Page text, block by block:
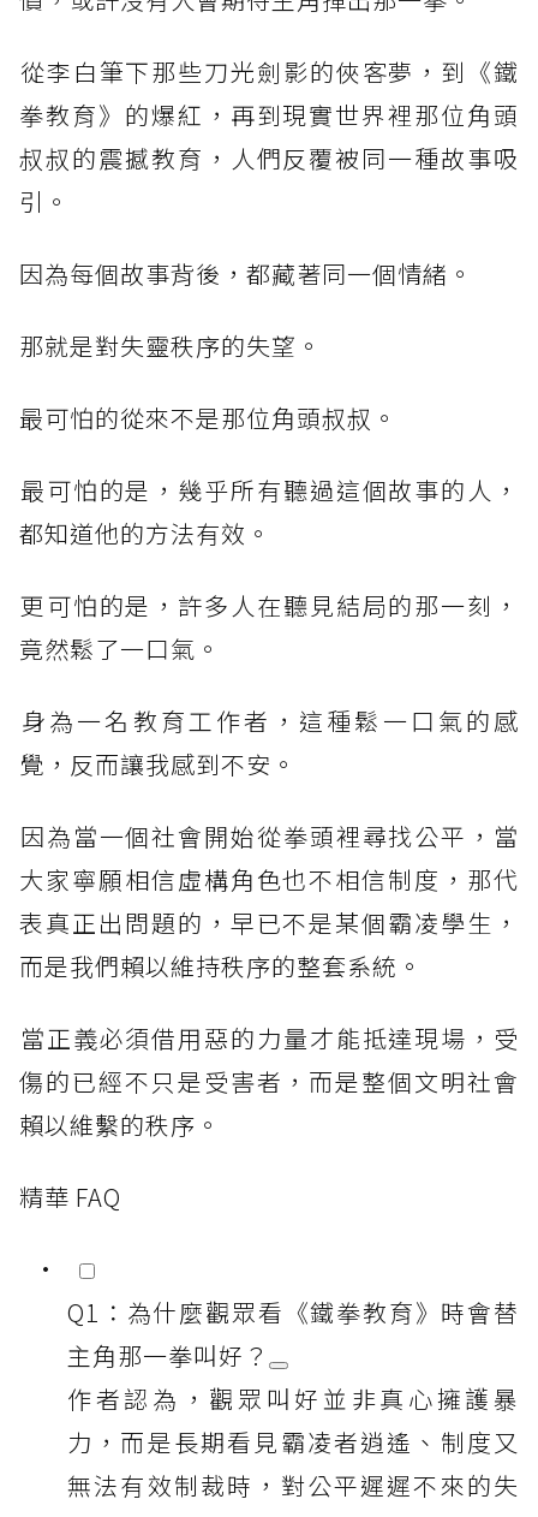
​從李白筆下那些刀光劍影的俠客夢，到《鐵
拳教育》的爆紅，再到現實世界裡那位角頭
叔叔的震撼教育，人們反覆被同一種故事吸
引。
​因為每個故事背後，都藏著同一個情緒。
​那就是對失靈秩序的失望。
​最可怕的從來不是那位角頭叔叔。
​最可怕的是，幾乎所有聽過這個故事的人，
都知道他的方法有效。
​更可怕的是，許多人在聽見結局的那一刻，
竟然鬆了一口氣。
​身為一名教育工作者，這種鬆一口氣的感
覺，反而讓我感到不安。
​因為當一個社會開始從拳頭裡尋找公平，當
大家寧願相信虛構角色也不相信制度，那代
表真正出問題的，早已不是某個霸凌學生，
而是我們賴以維持秩序的整套系統。
​當正義必須借用惡的力量才能抵達現場，受
傷的已經不只是受害者，而是整個文明社會
賴以維繫的秩序。
精華 FAQ
Q1：為什麼觀眾看《鐵拳教育》時會替
主角那一拳叫好？
作者認為，觀眾叫好並非真心擁護暴
力，而是長期看見霸凌者逍遙、制度又
無法有效制裁時，對公平遲遲不來的失